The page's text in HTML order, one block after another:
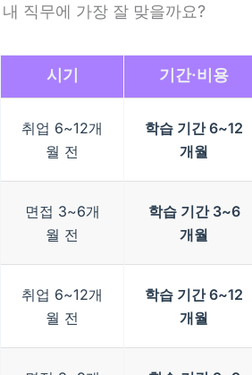
직무에 가장 잘 맞을까요?
시기 기간·비용
취업 6~12개
월 전
학습 기간 6~12
개월
면접 3~6개
월 전
학습 기간 3~6
개월
취업 6~12개
월 전
학습 기간 6~12
개월